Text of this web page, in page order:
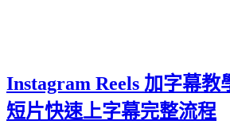
Instagram Reels 加字幕教
短片快速上字幕完整流程